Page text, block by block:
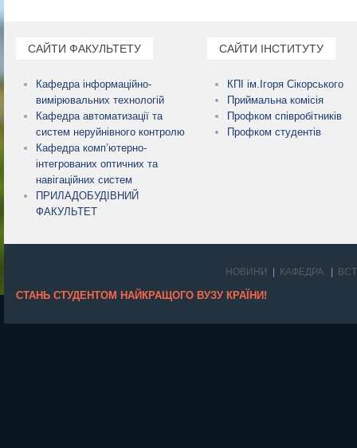
САЙТИ ФАКУЛЬТЕТУ
Кафедра інформаційно-
вимірювальних технологій
Кафедра автоматизації та
систем неруйнівного контролю
Кафедра комп’ютерно-
інтегрованих оптичних та
навігаційних систем
ПРИЛАДОБУДІВНИЙ
ФАКУЛЬТЕТ
САЙТИ ІНСТИТУТУ
КПІ ім.Ігоря Сікорського
Приймальна комісія
Профком співробітників
Профком студентів
НОВИНИ КАФЕДРА
СТАНЬ СТУДЕНТОМ НАЙКРАЩОГО ВУЗУ КРАЇНИ!